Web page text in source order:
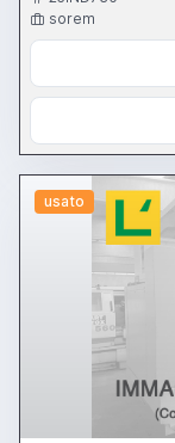
sorem
usato